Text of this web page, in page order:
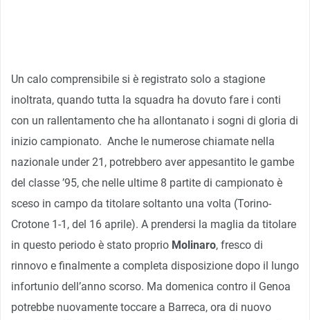
Un calo comprensibile si è registrato solo a stagione
inoltrata, quando tutta la squadra ha dovuto fare i conti
con un rallentamento che ha allontanato i sogni di gloria di
inizio campionato. Anche le numerose chiamate nella
nazionale under 21, potrebbero aver appesantito le gambe
del classe ’95, che nelle ultime 8 partite di campionato è
sceso in campo da titolare soltanto una volta (Torino-
Crotone 1-1, del 16 aprile). A prendersi la maglia da titolare
in questo periodo è stato proprio Molinaro, fresco di
rinnovo e finalmente a completa disposizione dopo il lungo
infortunio dell’anno scorso. Ma domenica contro il Genoa
potrebbe nuovamente toccare a Barreca, ora di nuovo